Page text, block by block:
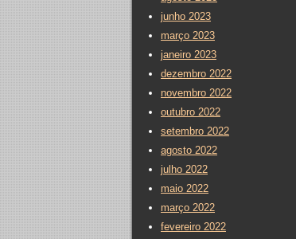
junho 2023
março 2023
janeiro 2023
dezembro 2022
novembro 2022
outubro 2022
setembro 2022
agosto 2022
julho 2022
maio 2022
março 2022
fevereiro 2022